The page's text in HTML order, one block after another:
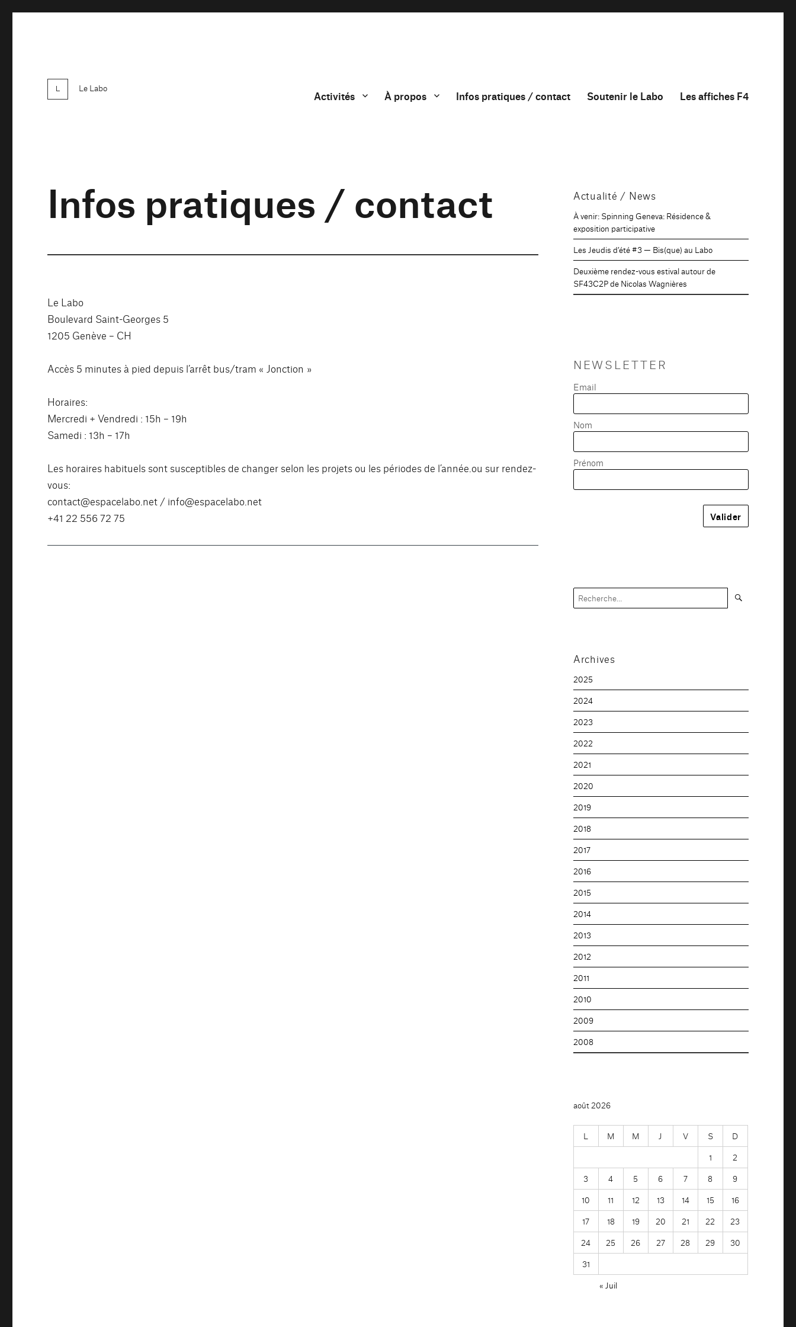
Le Labo
Activités À propos Infos pratiques / contact Soutenir le Labo Les affiches F4
Infos pratiques / contact
Le Labo
Boulevard Saint-Georges 5
1205 Genève – CH
Accès 5 minutes à pied depuis l’arrêt bus/tram « Jonction »
Horaires:
Mercredi + Vendredi : 15h – 19h
Samedi : 13h – 17h
Les horaires habituels sont susceptibles de changer selon les projets ou les périodes de l’année.ou sur rendez-
vous:
contact@espacelabo.net / info@espacelabo.net
+41 22 556 72 75
Actualité / News
À venir: Spinning Geneva: Résidence &
exposition participative
Les Jeudis d’été #3 — Bis(que) au Labo
Deuxième rendez-vous estival autour de
SF43C2P de Nicolas Wagnières
NEWSLETTER
Email
Nom
Prénom
Recherche
pour :
Archives
2025
2024
2023
2022
2021
2020
2019
2018
2017
2016
2015
2014
2013
2012
2011
2010
2009
2008
août 2026
L M M J V S
D
1
2
3
4 5 6 7 8
9
10
11 12 13 14 15
16
17
18 19 20 21 22
23
24
25 26 27 28 29
30
31
« Juil